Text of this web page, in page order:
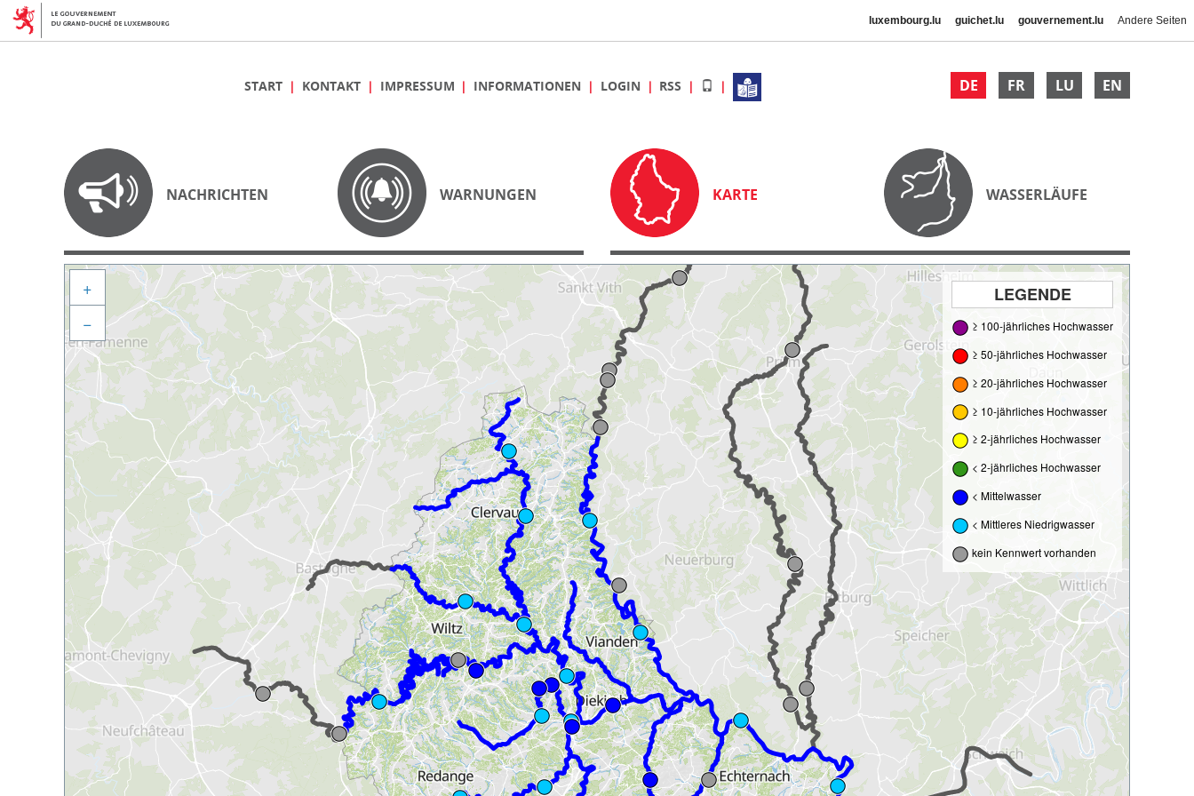
luxembourg.lu guichet.lu gouvernement.lu Andere Seiten
DE FR LU EN
START KONTAKT IMPRESSUM INFORMATIONEN LOGIN RSS
NACHRICHTEN WARNUNGEN KARTE WASSERLÄUFE
LEGENDE
≥ 100-jährliches Hochwasser
≥ 50-jährliches Hochwasser
≥ 20-jährliches Hochwasser
≥ 10-jährliches Hochwasser
≥ 2-jährliches Hochwasser
< 2-jährliches Hochwasser
< Mittelwasser
< Mittleres Niedrigwasser
kein Kennwert vorhanden
+
−